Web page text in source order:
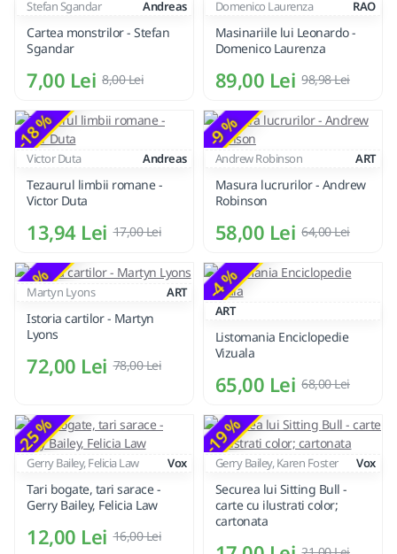
Stefan Sgandar Andreas
Cartea monstrilor - Stefan
Sgandar
7,00 Lei 8,00 Lei
Domenico Laurenza RAO
Masinariile lui Leonardo -
Domenico Laurenza
89,00 Lei 98,98 Lei
-18 %
Victor Duta Andreas
Tezaurul limbii romane -
Victor Duta
13,94 Lei 17,00 Lei
-9 %
Andrew Robinson ART
Masura lucrurilor - Andrew
Robinson
58,00 Lei 64,00 Lei
-8 %
Martyn Lyons ART
Istoria cartilor - Martyn
Lyons
72,00 Lei 78,00 Lei
-4 %
ART
Listomania Enciclopedie
Vizuala
65,00 Lei 68,00 Lei
-25 %
Gerry Bailey, Felicia Law Vox
Tari bogate, tari sarace -
Gerry Bailey, Felicia Law
12,00 Lei 16,00 Lei
-19 %
Gerry Bailey, Karen Foster Vox
Securea lui Sitting Bull -
carte cu ilustrati color;
cartonata